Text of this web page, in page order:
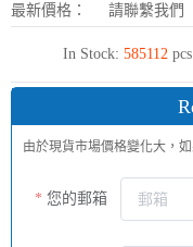
最新價格：
請聯繫我們
In Stock: 585112 pcs
由於現貨市場價格變化大，
您的郵箱